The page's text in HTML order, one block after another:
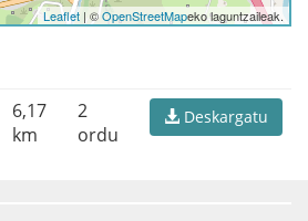
Leaflet | ©OpenStreetMapeko laguntzaileak.
6,17
km
2
ordu
Deskargatu